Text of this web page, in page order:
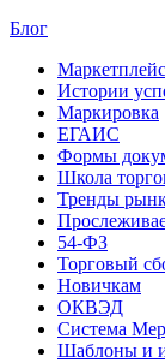
Блог
Истории
Маркировка
ЕГАИС
Формы
Школа
Тренды
54-ФЗ
Торговый
Новичкам
ОКВЭД
Система
Шаблоны и